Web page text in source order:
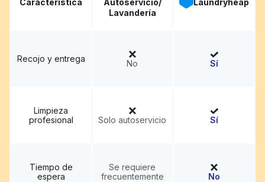
Lavandería
Recojo y entrega No Sí
Limpieza
profesional
Solo autoservicio Sí
Tiempo de
espera
Se requiere
frecuentemente
No